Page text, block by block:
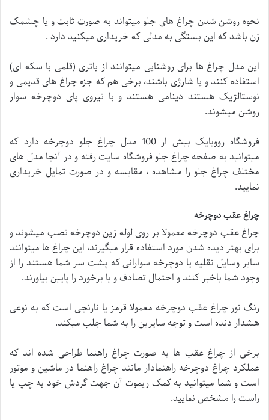
نحوه روشن شدن چراغ های جلو میتواند به صورت ثابت و یا چشمک
زن باشد که این بستگی به مدلی که خریداری میکنید دارد .
این مدل چراغ ها برای روشنایی میتوانند از باتری (قلمی با سکه ای)
استفاده کنند و یا شارژی باشند، برخی هم که جزء چراغ های قدیمی و
نوستالژیک هستند دینامی هستند و با نیروی پای دوچرخه سوار
روشن میشوند.
فروشگاه رووبایک بیش از 100 مدل چراغ جلو دوچرخه دارد که
میتوانید به صفحه چراغ جلو فروشگاه سایت رفته و در آنجا مدل های
مختلف چراغ جلو را مشاهده ، مقایسه و در صورت تمایل خریداری
نمایید.
چراغ عقب دوچرخه
چراغ عقب دوچرخه معمولا بر روی لوله زین دوچرخه نصب میشوند و
برای بهتر دیده شدن مورد استفاده قرار میگیرند، این چراغ ها میتوانند
سایر وسایل نقلیه یا دوچرخه سوارانی که پشت سر شما هستند را از
وجود شما باخبر کنند و احتمال تصادف و یا برخورد را پایین بیاورند.
رنگ نور چراغ عقب دوچرخه معمولا قرمز یا نارنجی است که به نوعی
هشدار دنده است و توجه سایرین را به شما جلب میکند.
برخی از چراغ عقب ها به صورت چراغ راهنما طراحی شده اند که
عملکرد چراغ دوچرخه راهنمادار مانند چراغ راهنما در ماشین و موتور
است و شما میتوانید به کمک ریموت آن جهت گردش خود به چپ یا
راست را مشخص نمایید.